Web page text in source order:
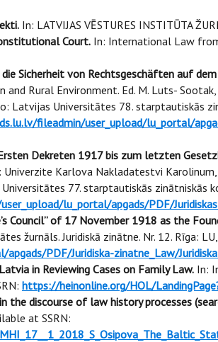
In: LATVIJAS VĒSTURES INSTITŪTA
Court. In: International Law
Sicherheit von Rechtsgeschäften auf
Rural Environment. Ed. M. Luts-
Latvijas Universitātes 78. starptautiskās
fileadmin/user_upload/lu_portal/
Dekreten 1917 bis zum letzten
Univerzite Karlova Nakladatestvi
77. starptautiskās zinātniskās
lu_portal/apgads/PDF/
of 17 November 1918 as the
žurnāls. Juridiskā zinātne. Nr. 12. Rīga:
PDF/Juridiska-zinatne_Law/
in Reviewing Cases on Family Law. In:
https://heinonline.org/HOL/
the discourse of law history processes
at SSRN: